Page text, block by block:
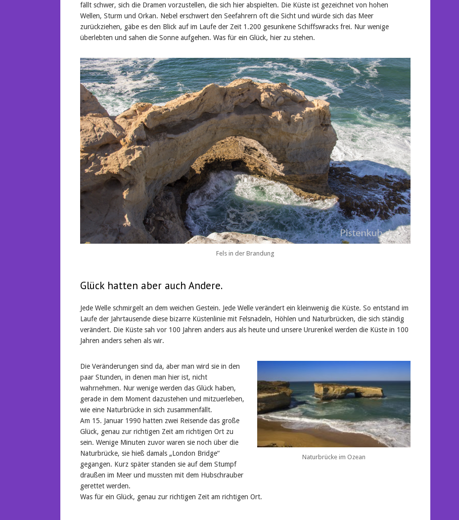
fällt schwer, sich die Dramen vorzustellen, die sich hier abspielten. Die Küste ist gezeichnet von hohen
Wellen, Sturm und Orkan. Nebel erschwert den Seefahrern oft die Sicht und würde sich das Meer
zurückziehen, gäbe es den Blick auf im Laufe der Zeit 1.200 gesunkene Schiffswracks frei. Nur wenige
überlebten und sahen die Sonne aufgehen. Was für ein Glück, hier zu stehen.
Fels in der Brandung
Glück hatten aber auch Andere.
Jede Welle schmirgelt an dem weichen Gestein. Jede Welle verändert ein kleinwenig die Küste. So entstand im
Laufe der Jahrtausende diese bizarre Küstenlinie mit Felsnadeln, Höhlen und Naturbrücken, die sich ständig
verändert. Die Küste sah vor 100 Jahren anders aus als heute und unsere Ururenkel werden die Küste in 100
Jahren anders sehen als wir.
Naturbrücke im Ozean
Die Veränderungen sind da, aber man wird sie in den
paar Stunden, in denen man hier ist, nicht
wahrnehmen. Nur wenige werden das Glück haben,
gerade in dem Moment dazustehen und mitzuerleben,
wie eine Naturbrücke in sich zusammenfällt.
Am 15. Januar 1990 hatten zwei Reisende das große
Glück, genau zur richtigen Zeit am richtigen Ort zu
sein. Wenige Minuten zuvor waren sie noch über die
Naturbrücke, sie hieß damals „London Bridge“
gegangen. Kurz später standen sie auf dem Stumpf
draußen im Meer und mussten mit dem Hubschrauber
gerettet werden.
Was für ein Glück, genau zur richtigen Zeit am richtigen Ort.